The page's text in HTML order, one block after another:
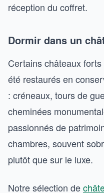
réception du coffret.
Dormir dans un
Certains châteaux forts
été restaurés en
: créneaux, tours de
cheminées
passionnés de
chambres, souvent
plutôt que sur le luxe.
Notre sélection de